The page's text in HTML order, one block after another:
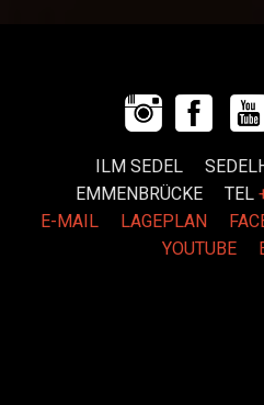
ILM SEDEL
EMMENBRÜCKE TEL
E-MAIL
LAGEPLAN
YOUTUBE